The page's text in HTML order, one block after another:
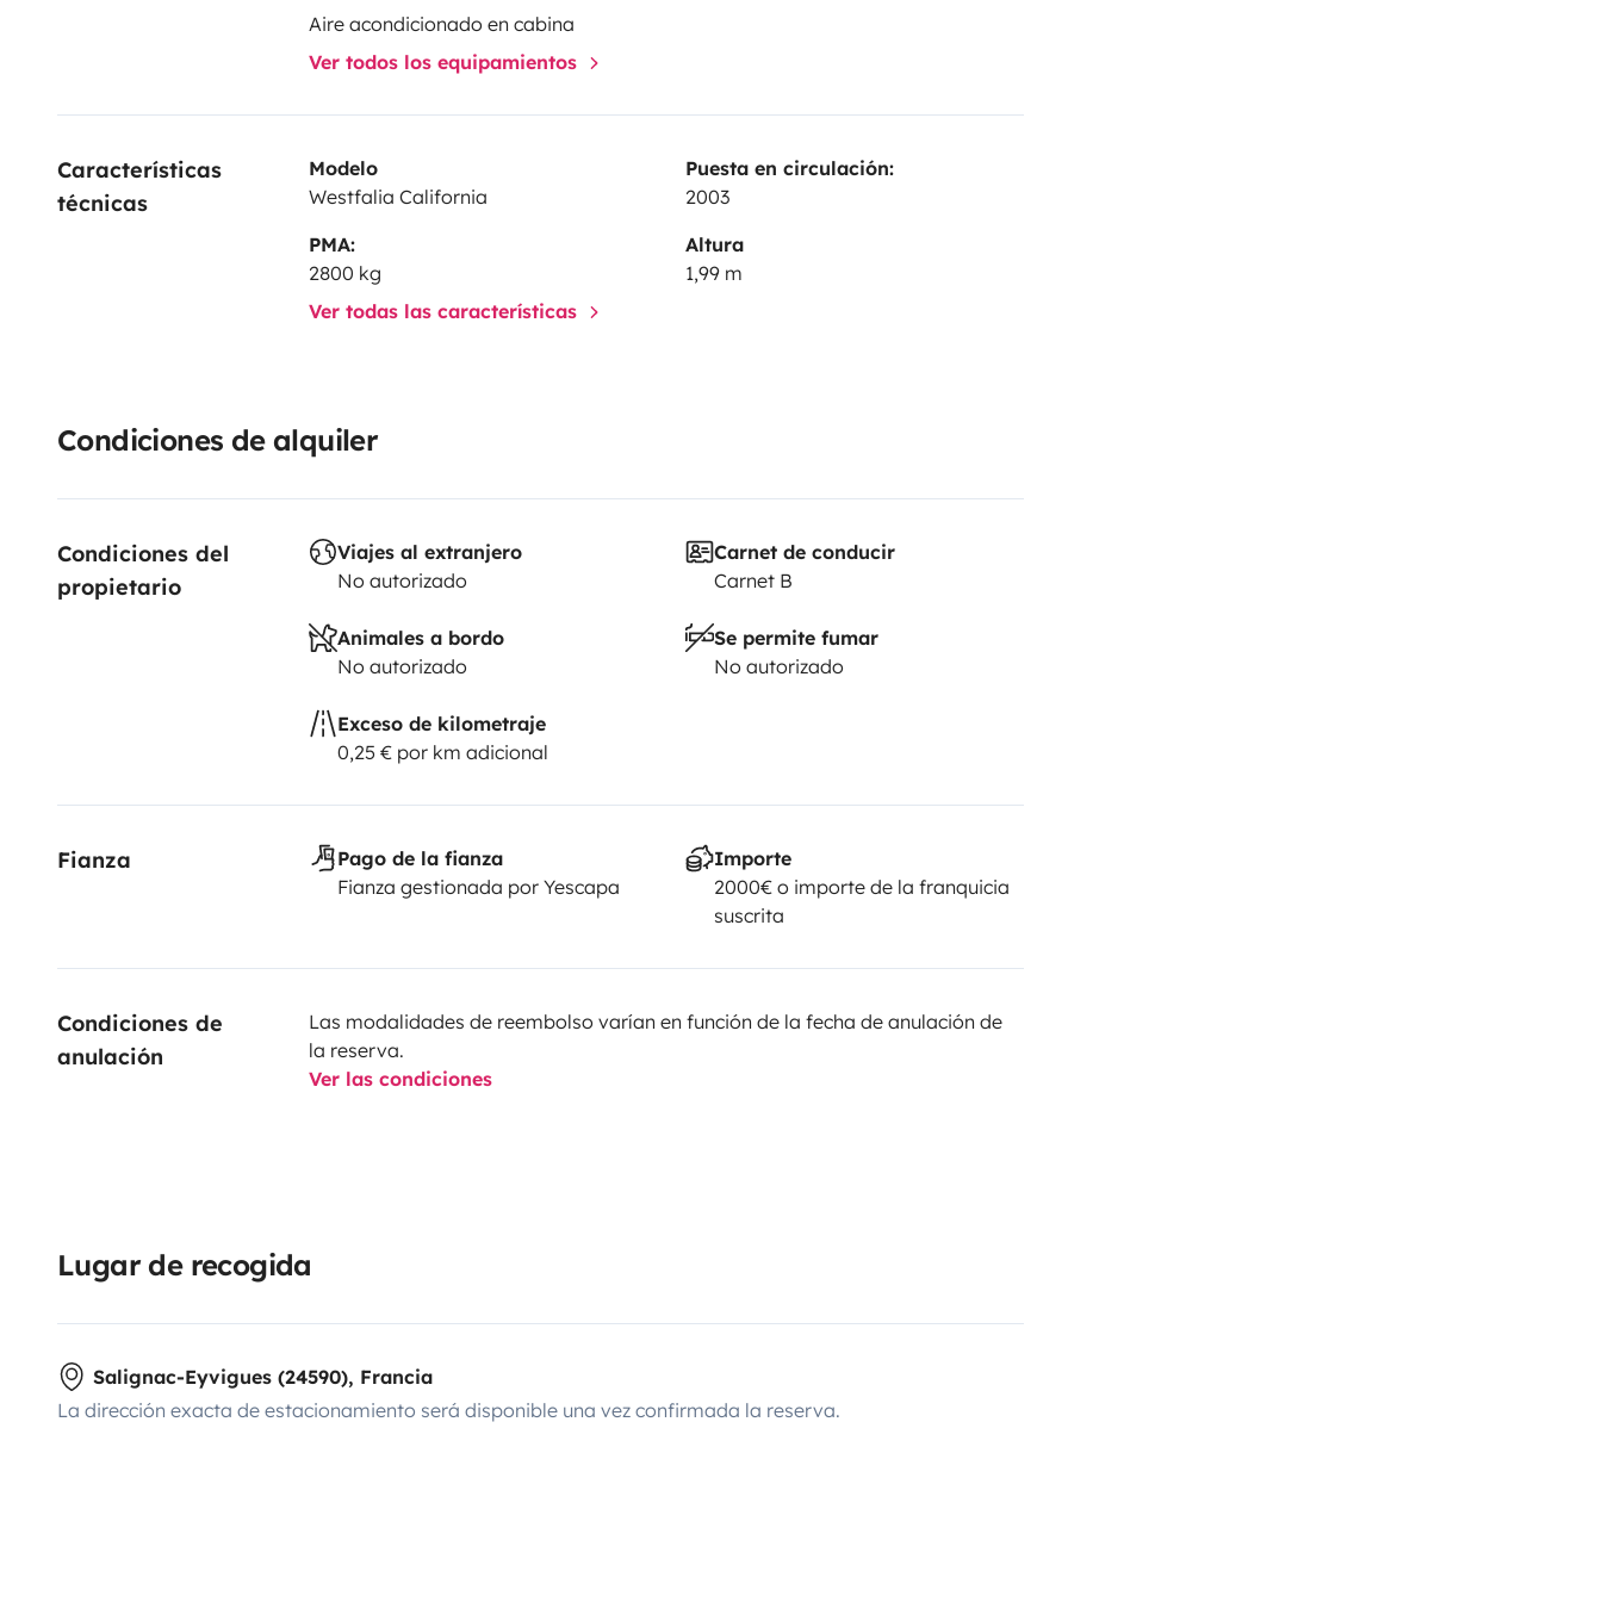
Aire acondicionado en cabina
Ver todos los equipamientos
Características
técnicas
Modelo
Westfalia California
Puesta en circulación:
2003
PMA:
2800 kg
Altura
1,99 m
Ver todas las características
Condiciones de alquiler
Condiciones del
propietario
Viajes al extranjero
No autorizado
Carnet de conducir
Carnet B
Animales a bordo
No autorizado
Se permite fumar
No autorizado
Exceso de kilometraje
0,25 € por km adicional
Fianza
Pago de la fianza
Fianza gestionada por Yescapa
Importe
2000€ o importe de la franquicia
suscrita
Condiciones de
anulación
Las modalidades de reembolso varían en función de la fecha de anulación de
la reserva.
Ver las condiciones
Lugar de recogida
Salignac-Eyvigues (24590), Francia
La dirección exacta de estacionamiento será disponible una vez confirmada la reserva.